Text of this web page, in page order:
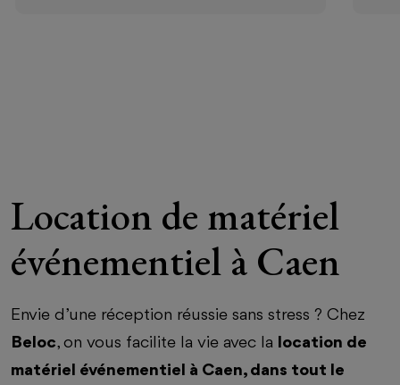
Location de matériel
événementiel à Caen
Envie d’une réception réussie sans stress ? Chez
Beloc, on vous facilite la vie avec la location de
matériel événementiel à Caen, dans tout le